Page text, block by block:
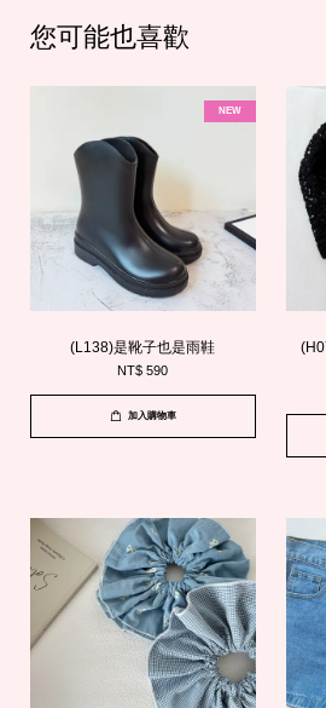
您可能也喜歡
NEW
(L138)是靴子也是雨鞋
NT$ 590
加入購物車